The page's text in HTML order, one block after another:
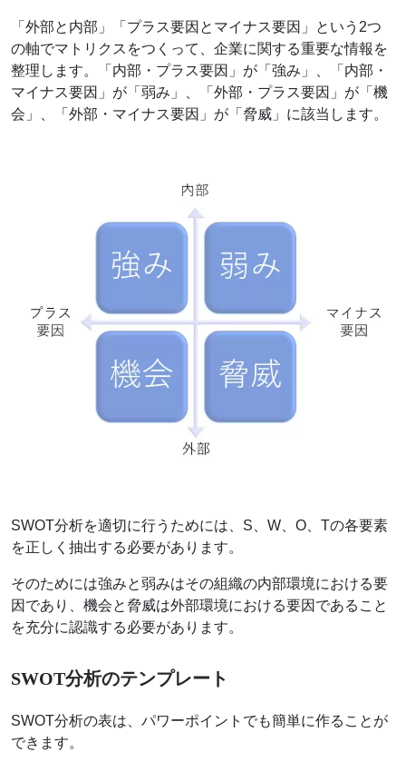
「外部と内部」「プラス要因とマイナス要因」という2つ
の軸でマトリクスをつくって、企業に関する重要な情報を
整理します。「内部・プラス要因」が「強み」、「内部・
マイナス要因」が「弱み」、「外部・プラス要因」が「機
会」、「外部・マイナス要因」が「脅威」に該当します。
SWOT分析を適切に行うためには、S、W、O、Tの各要素
を正しく抽出する必要があります。
そのためには強みと弱みはその組織の内部環境における要
因であり、機会と脅威は外部環境における要因であること
を充分に認識する必要があります。
SWOT分析のテンプレート
SWOT分析の表は、パワーポイントでも簡単に作ることが
できます。